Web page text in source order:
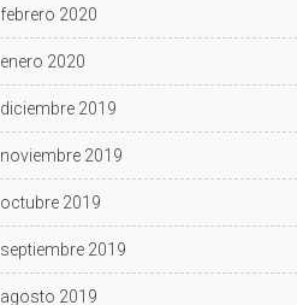
febrero 2020
enero 2020
diciembre 2019
noviembre 2019
octubre 2019
septiembre 2019
agosto 2019